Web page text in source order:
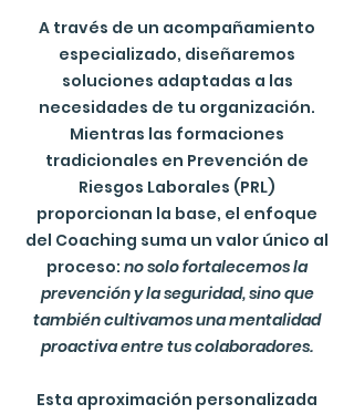
A través de un acompañamiento
especializado, diseñaremos
soluciones adaptadas a las
necesidades de tu organización.
Mientras las formaciones
tradicionales en Prevención de
Riesgos Laborales (PRL)
proporcionan la base, el enfoque
del Coaching suma un valor único al
proceso: no solo fortalecemos la
prevención y la seguridad, sino que
también cultivamos una mentalidad
proactiva entre tus colaboradores.
Esta aproximación personalizada